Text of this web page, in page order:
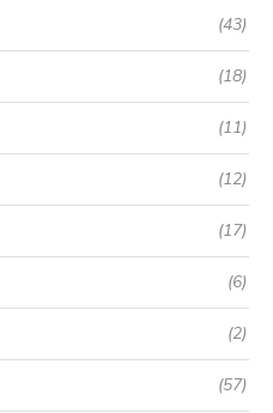
(43)
(18)
(11)
(12)
(17)
(6)
(2)
(57)